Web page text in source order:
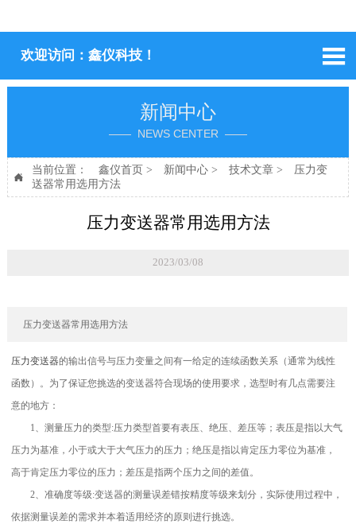
欢迎访问：鑫仪科技！ 
新闻中心
—— NEWS CENTER ——

当前位置： 鑫仪首页 > 新闻中心> 技术文章>
压力变
送器常用选用方法
压力变送器常用选用方法
2023/03/08
压力变送器常用选用方法
压力变送器的输出信号与压力变量之间有一给定的连续函数关系（通常为线性
函数）。为了保证您挑选的变送器符合现场的使用要求，选型时有几点需要注
意的地方：
1、测量压力的类型:压力类型首要有表压、绝压、差压等；表压是指以大气
压力为基准，小于或大于大气压力的压力；绝压是指以肯定压力零位为基准，
高于肯定压力零位的压力；差压是指两个压力之间的差值。
2、准确度等级:变送器的测量误差错按精度等级来划分，实际使用过程中，
依据测量误差的需求并本着适用经济的原则进行挑选。